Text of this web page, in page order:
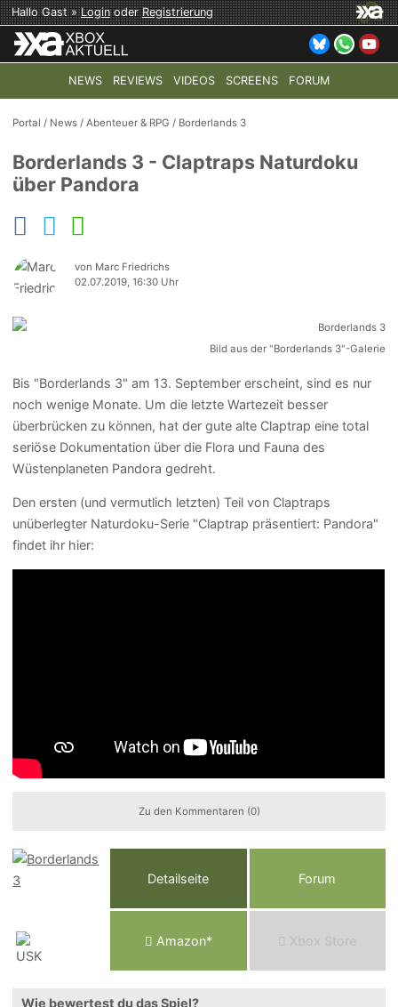
Hallo Gast »LoginoderRegistrierung
NEWS REVIEWS VIDEOS SCREENS FORUM
TOP-THEMEN: COD: MODERN WARFARE 4 HALO:
Portal / News /Abenteuer & RPG / Borderlands 3
Borderlands 3 - Claptraps Naturdoku
über Pandora
von Marc Friedrichs
02.07.2019, 16:30 Uhr
Bild aus der "Borderlands 3"-Galerie
Bis "Borderlands 3" am 13. September erscheint, sind es nur
noch wenige Monate. Um die letzte Wartezeit besser
überbrücken zu können, hat der gute alte Claptrap eine total
seriöse Dokumentation über die Flora und Fauna des
Wüstenplaneten Pandora gedreht.
Den ersten (und vermutlich letzten) Teil von Claptraps
unüberlegter Naturdoku-Serie "Claptrap präsentiert: Pandora"
findet ihr hier:
Zu den Kommentaren (0)
Detailseite Forum
Amazon* Xbox Store
Wie bewertest du das Spiel?